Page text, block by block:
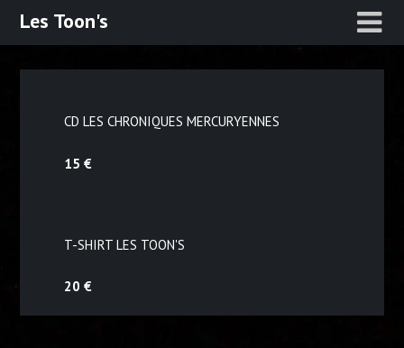
SkipLes Toon's
CD LES CHRONIQUES MERCURYENNES
15 €
T-SHIRT LES TOON'S
20 €